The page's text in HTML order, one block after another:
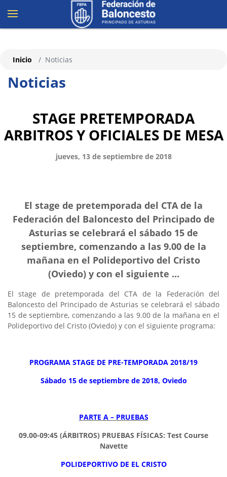
Noticias
Inicio Noticias
STAGE PRETEMPORADA
ARBITROS Y OFICIALES DE MESA
jueves, 13 de septiembre de 2018
El stage de pretemporada del CTA de la
Federación del Baloncesto del Principado de
Asturias se celebrará el sábado 15 de
septiembre, comenzando a las 9.00 de la
mañana en el Polideportivo del Cristo
(Oviedo) y con el siguiente ...
El stage de pretemporada del CTA de la Federación del
Baloncesto del Principado de Asturias se celebrará el sábado
15 de septiembre, comenzando a las 9.00 de la mañana en el
Polideportivo del Cristo (Oviedo) y con el siguiente programa:
PROGRAMA STAGE DE PRE-TEMPORADA 2018/19
Sábado 15 de septiembre de 2018, Oviedo
PARTE A – PRUEBAS
09.00-09:45 (ÁRBITROS) PRUEBAS FÍSICAS: Test Course
Navette
POLIDEPORTIVO DE EL CRISTO